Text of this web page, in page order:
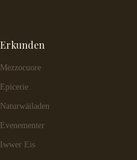
Erkunden
Mezzocuore
Epicerie
Naturwäiladen
Evenementer
Iwwer Eis